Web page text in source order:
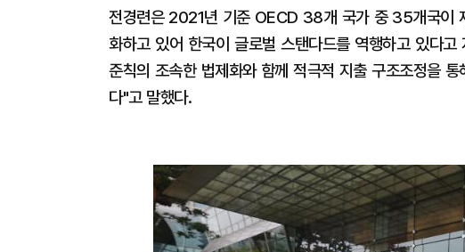
전경련은 2021년 기준 OECD 38개 국가 중 35개국이
화하고 있어 한국이 글로벌 스탠다드를 역행하고 있다
준칙의 조속한 법제화와 함께 적극적 지출 구조조정을
다"고 말했다.